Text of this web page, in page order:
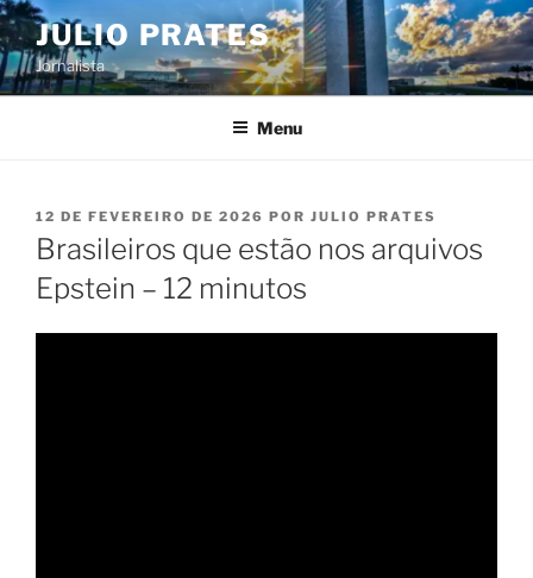
Pular
para
o
conteúdo
JULIO PRATES
Jornalista
Menu
PUBLICADO
EM
12 DE FEVEREIRO DE 2026 POR JULIO PRATES
Brasileiros que estão nos arquivos
Epstein – 12 minutos